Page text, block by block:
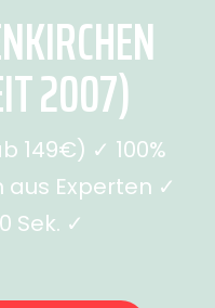
2007)
149€) ✓ 100%
Experten ✓
Sek. ✓